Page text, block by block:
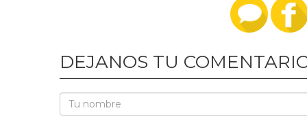
DEJANOS TU